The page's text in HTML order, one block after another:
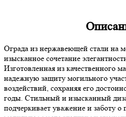
Ограда из нержавеющей стали на
изысканное сочетание
Изготовленная из качественного
надежную защиту могильного
воздействий, сохраняя его
годы. Стильный и изысканный
подчеркивает уважение и заботу